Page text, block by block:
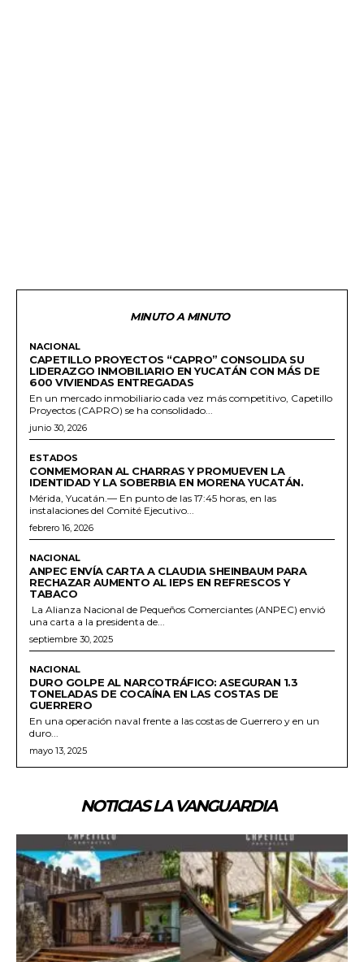
MINUTO A MINUTO
NACIONAL
CAPETILLO PROYECTOS “CAPRO” CONSOLIDA SU
LIDERAZGO INMOBILIARIO EN YUCATÁN CON MÁS DE
600 VIVIENDAS ENTREGADAS
En un mercado inmobiliario cada vez más competitivo, Capetillo
Proyectos (CAPRO) se ha consolidado...
junio 30, 2026
ESTADOS
CONMEMORAN AL CHARRAS Y PROMUEVEN LA
IDENTIDAD Y LA SOBERBIA EN MORENA YUCATÁN.
Mérida, Yucatán.— En punto de las 17:45 horas, en las
instalaciones del Comité Ejecutivo...
febrero 16, 2026
NACIONAL
ANPEC ENVÍA CARTA A CLAUDIA SHEINBAUM PARA
RECHAZAR AUMENTO AL IEPS EN REFRESCOS Y
TABACO
La Alianza Nacional de Pequeños Comerciantes (ANPEC) envió
una carta a la presidenta de...
septiembre 30, 2025
NACIONAL
DURO GOLPE AL NARCOTRÁFICO: ASEGURAN 1.3
TONELADAS DE COCAÍNA EN LAS COSTAS DE
GUERRERO
En una operación naval frente a las costas de Guerrero y en un
duro...
mayo 13, 2025
NOTICIAS LA VANGUARDIA